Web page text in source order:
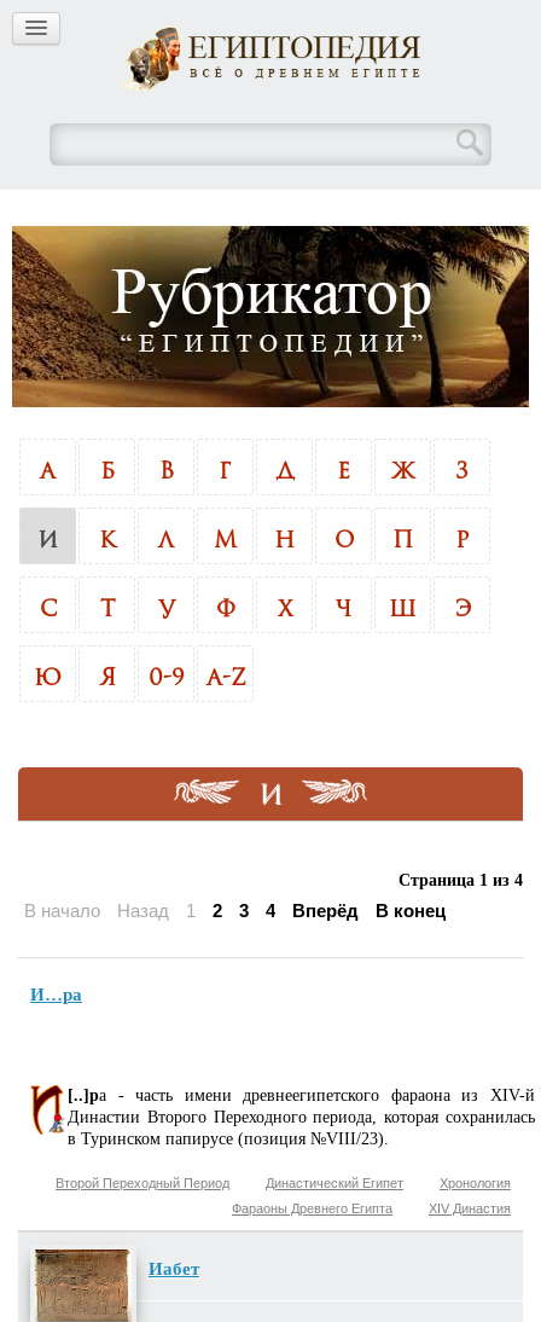
А Б В Г Д Е Ж З
И К Л М Н О Р
С У Ф Х Ч Э
Ю Я 0-9 A-Z
И
Страница 1 из 4
В начало Назад 1 2 3 4 Вперёд В конец
И…ра
[..]ра - часть имени древнеегипетского фараона из XIV-й
Династии Второго Переходного периода, которая сохранилась
в Туринском папирусе (позиция №VIII/23).
Хронология
Династический Египет
Второй Переходный Период
XIV Династия
Фараоны Древнего Египта
Иабет